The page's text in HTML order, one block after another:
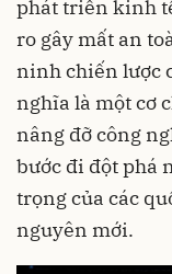
phát triển kinh
ro gây mất an
ninh chiến lược
nghĩa là một cơ
nâng đỡ công
bước đi đột phá
trọng của các
nguyên mới.